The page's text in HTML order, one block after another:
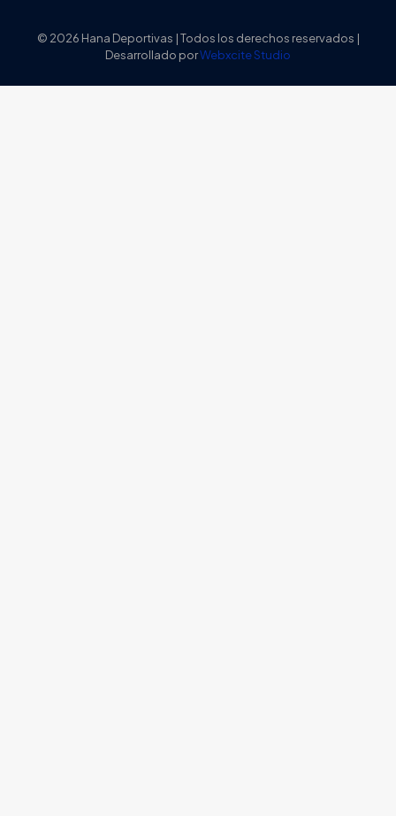
© 2026 Hana Deportivas | Todos los derechos reservados |
Desarrollado porWebxcite Studio